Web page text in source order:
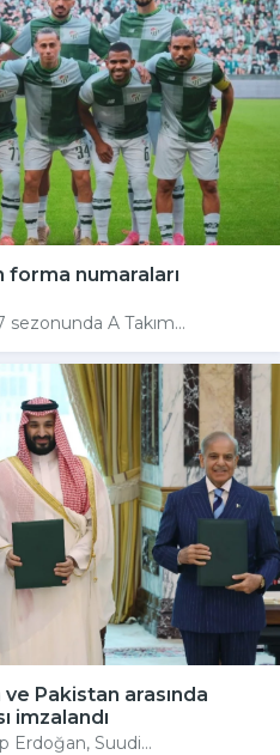
numaraları
A Takım...
Pakistan arasında
imzalandı
Erdoğan, Suudi...